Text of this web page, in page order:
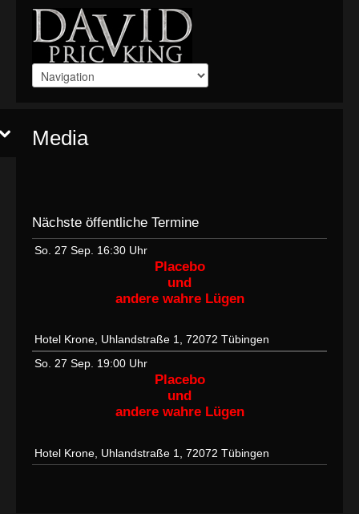
Media
Nächste öffentliche Termine
So. 27 Sep. 16:30 Uhr
Placebo
und
andere wahre Lügen
Hotel Krone, Uhlandstraße 1, 72072 Tübingen
So. 27 Sep. 19:00 Uhr
Placebo
und
andere wahre Lügen
Hotel Krone, Uhlandstraße 1, 72072 Tübingen